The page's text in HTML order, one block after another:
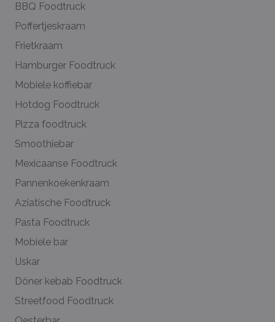
BBQ Foodtruck
Poffertjeskraam
Frietkraam
Hamburger Foodtruck
Mobiele koffiebar
Hotdog Foodtruck
Pizza foodtruck
Smoothiebar
Mexicaanse Foodtruck
Pannenkoekenkraam
Aziatische Foodtruck
Pasta Foodtruck
Mobiele bar
IJskar
Döner kebab Foodtruck
Streetfood Foodtruck